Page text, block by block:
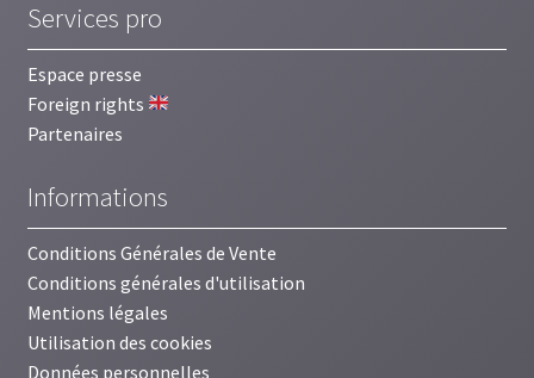
Services pro
Espace presse
Foreign rights
Partenaires
Informations
Conditions Générales de Vente
Conditions générales d'utilisation
Mentions légales
Utilisation des cookies
Données personnelles